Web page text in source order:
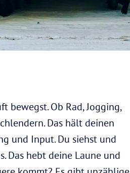
bewegst. Ob Rad, Jogging,
Das hält deinen
und Input. Du siehst und
Das hebt deine Laune und